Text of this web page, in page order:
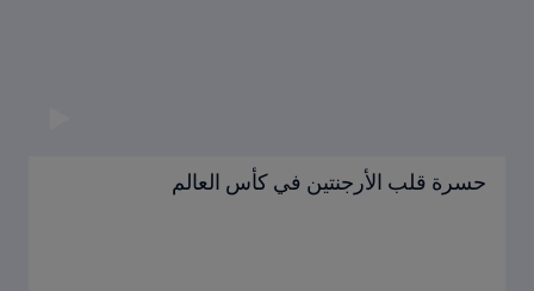
حسرة قلب الأرجنتين في كأس العالم